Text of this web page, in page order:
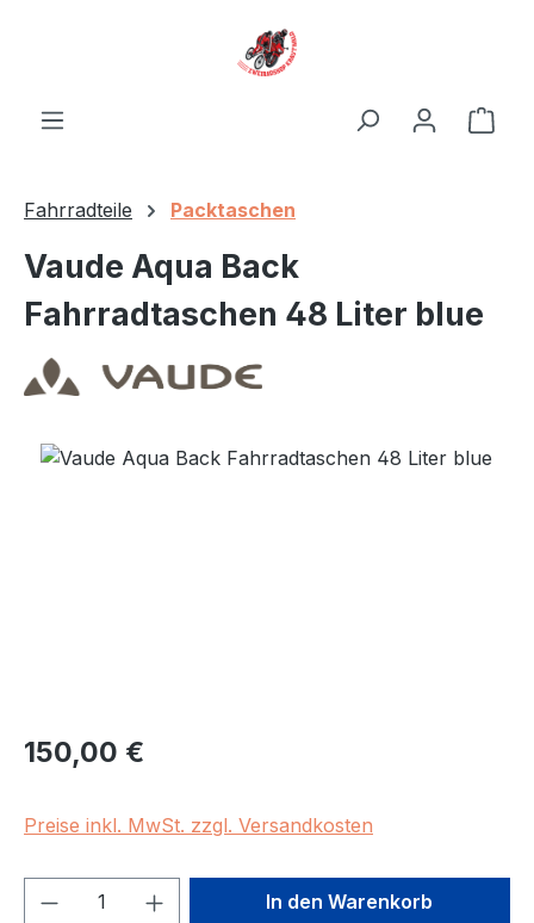
Fahrradteile Packtaschen
Vaude Aqua Back
Fahrradtaschen 48 Liter blue
Bildergalerie überspringen
Regulärer Preis:
150,00 €
Preise inkl. MwSt. zzgl. Versandkosten
Produkt Anzahl: Gib denIn den Warenkorb